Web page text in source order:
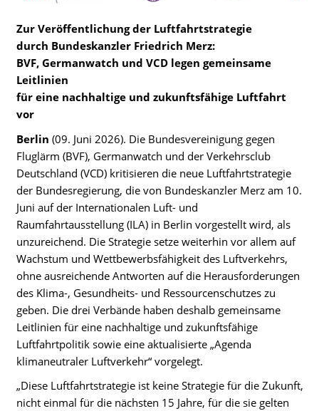
Zur Veröffentlichung der Luftfahrtstrategie
durch Bundeskanzler Friedrich Merz:
BVF, Germanwatch und VCD legen gemeinsame
Leitlinien
für eine nachhaltige und zukunftsfähige Luftfahrt
vor
Berlin (09. Juni 2026). Die Bundesvereinigung gegen
Fluglärm (BVF), Germanwatch und der Verkehrsclub
Deutschland (VCD) kritisieren die neue Luftfahrtstrategie
der Bundesregierung, die von Bundeskanzler Merz am 10.
Juni auf der Internationalen Luft- und
Raumfahrtausstellung (ILA) in Berlin vorgestellt wird, als
unzureichend. Die Strategie setze weiterhin vor allem auf
Wachstum und Wettbewerbsfähigkeit des Luftverkehrs,
ohne ausreichende Antworten auf die Herausforderungen
des Klima-, Gesundheits- und Ressourcenschutzes zu
geben. Die drei Verbände haben deshalb gemeinsame
Leitlinien für eine nachhaltige und zukunftsfähige
Luftfahrtpolitik sowie eine aktualisierte „Agenda
klimaneutraler Luftverkehr“ vorgelegt.
„Diese Luftfahrtstrategie ist keine Strategie für die Zukunft,
nicht einmal für die nächsten 15 Jahre, für die sie gelten